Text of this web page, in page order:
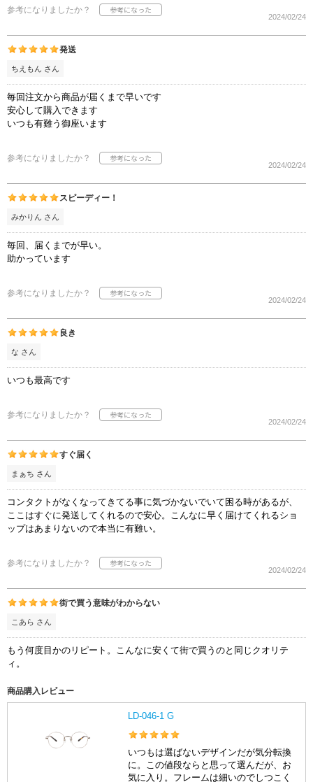
参考になりましたか？
2024/02/24
発送
ちえもん さん
毎回注文から商品が届くまで早いです
安心して購入できます
いつも有難う御座います
参考になりましたか？
2024/02/24
スピーディー！
みかりん さん
毎回、届くまでが早い。
助かっています
参考になりましたか？
2024/02/24
良き
な さん
いつも最高です
参考になりましたか？
2024/02/24
すぐ届く
まぁち さん
コンタクトがなくなってきてる事に気づかないでいて困る時があるが、
ここはすぐに発送してくれるので安心。こんなに早く届けてくれるショ
ップはあまりないので本当に有難い。
参考になりましたか？
2024/02/24
街で買う意味がわからない
こあら さん
もう何度目かのリピート。こんなに安くて街で買うのと同じクオリテ
ィ。
商品購入レビュー
LD-046-1 G
いつもは選ばないデザインだが気分転換
に。この値段ならと思って選んだが、お
気に入り。フレームは細いのでしつこく